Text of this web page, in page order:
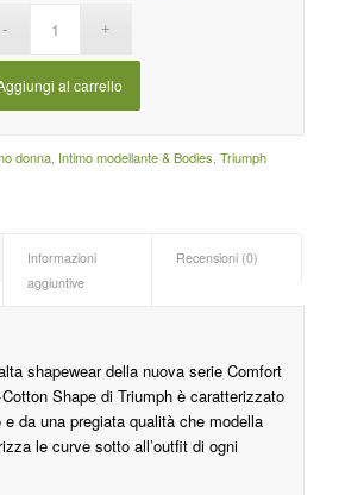
al carrello
donna, Intimo modellante & Bodies Triumph
Informazioni
aggiuntive
Recensioni (0)
shapewear della nuova serie Comfort
Shape di Triumph è caratterizzato
da una pregiata qualità che modella
le curve sotto all’outfit di ogni